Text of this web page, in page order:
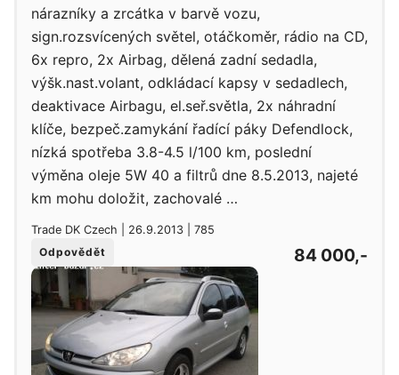
nárazníky a zrcátka v barvě vozu,
sign.rozsvícených světel, otáčkoměr, rádio na CD,
6x repro, 2x Airbag, dělená zadní sedadla,
výšk.nast.volant, odkládací kapsy v sedadlech,
deaktivace Airbagu, el.seř.světla, 2x náhradní
klíče, bezpeč.zamykání řadící páky Defendlock,
nízká spotřeba 3.8-4.5 l/100 km, poslední
výměna oleje 5W 40 a filtrů dne 8.5.2013, najeté
km mohu doložit, zachovalé …
Trade DK Czech | 26.9.2013 | 785
Odpovědět
84 000,-